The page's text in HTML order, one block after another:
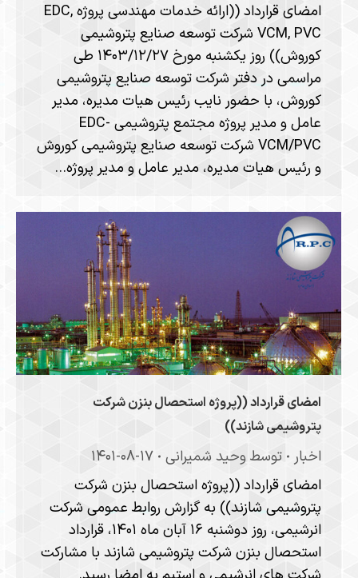
امضای قرارداد ((ارائه خدمات مهندسی پروژه EDC,
VCM, PVC شرکت توسعه صنایع پتروشیمی
کوروش)) روز یکشنبه مورخ ۱۴۰۳/۱۲/۲۷ طی
مراسمی در دفتر شرکت توسعه صنایع پتروشیمی
کوروش، با حضور نایب رئیس هیات مدیره، مدیر
عامل و مدیر پروژه مجتمع پتروشیمی EDC-
VCM/PVC شرکت توسعه صنایع پتروشیمی کوروش
و رئیس هیات مدیره، مدیر عامل و مدیر پروژه…
امضای قرارداد ((پروژه استحصال بنزن شرکت
پتروشیمی شازند))
اخبار توسطوحید شمیرانی ۱۴۰۱-۰۸-۱۷
امضای قرارداد ((پروژه استحصال بنزن شرکت
پتروشیمی شازند)) به گزارش روابط‎ عمومی شرکت
انرشیمی، روز دوشنبه ۱۶ آبان ماه ۱۴۰۱، قرارداد
استحصال بنزن شرکت پتروشیمی شازند با مشارکت